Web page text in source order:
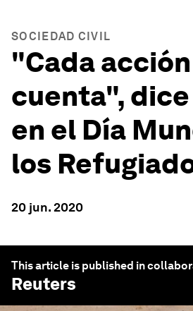
SOCIEDAD CIVIL
"Cada acción
cuenta", dice
en el Día
los
20 jun. 2020
This article is published in
Reuters